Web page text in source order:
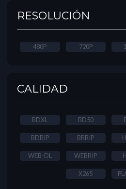
RESOLUCIÓN
480P 720P
CALIDAD
BDXL BD50
BDRIP BRRIP
WEB-DL WEBRIP
X265